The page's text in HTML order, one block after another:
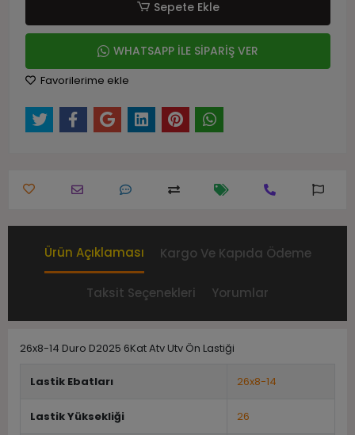
Sepete Ekle
WHATSAPP İLE SİPARİŞ VER
Favorilerime ekle
Ürün Açıklaması Kargo Ve Kapıda Ödeme
Taksit Seçenekleri Yorumlar
26x8-14 Duro D2025 6Kat Atv Utv Ön Lastiği
Lastik Ebatları 26x8-14
Lastik Yüksekliği 26